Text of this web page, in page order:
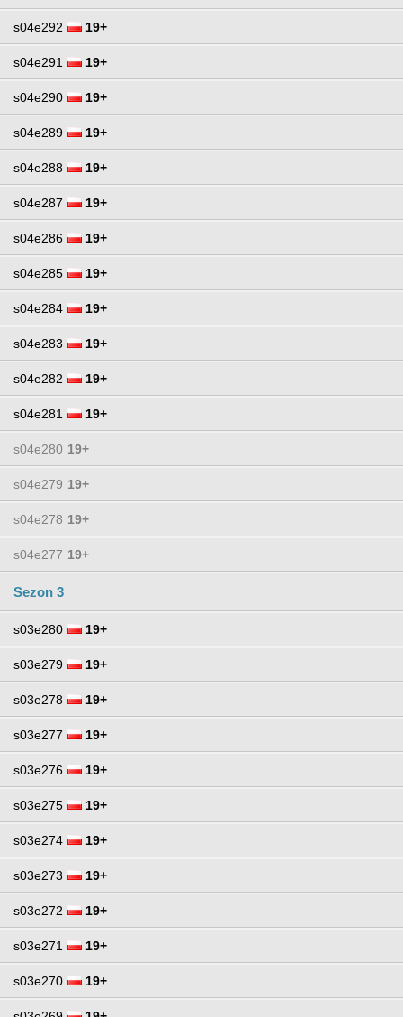
s04e292 19+
s04e291 19+
s04e290 19+
s04e289 19+
s04e288 19+
s04e287 19+
s04e286 19+
s04e285 19+
s04e284 19+
s04e283 19+
s04e282 19+
s04e281 19+
s04e280 19+
s04e279 19+
s04e278 19+
s04e277 19+
Sezon 3
s03e280 19+
s03e279 19+
s03e278 19+
s03e277 19+
s03e276 19+
s03e275 19+
s03e274 19+
s03e273 19+
s03e272 19+
s03e271 19+
s03e270 19+